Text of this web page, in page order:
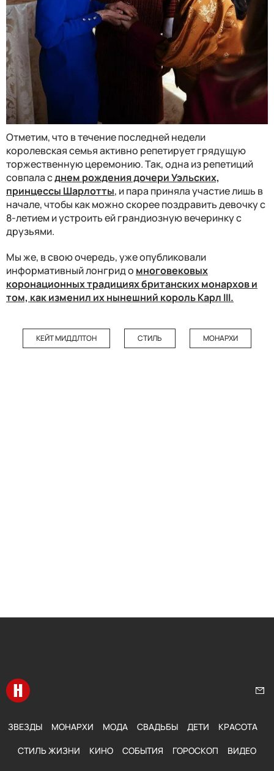
Отметим, что в течение последней недели
королевская семья активно репетирует грядущую
торжественную церемонию. Так, одна из репетиций
совпала сднем рождения дочери Уэльских,
принцессы Шарлотты, и пара приняла участие лишь в
начале, чтобы как можно скорее поздравить девочку с
8-летием и устроить ей грандиозную вечеринку с
друзьями.
Мы же, в свою очередь, уже опубликовали
информативный лонгрид о многовековых
коронационных традициях британских монархов и
том, как изменил их нынешний король Карл III.
КЕЙТ МИДДЛТОН СТИЛЬ МОНАРХИ
Перейти на главную
ЗВЕЗДЫ МОНАРХИ МОДА СВАДЬБЫ ДЕТИ КРАСОТА
СТИЛЬ ЖИЗНИ КИНО СОБЫТИЯ ГОРОСКОП ВИДЕО